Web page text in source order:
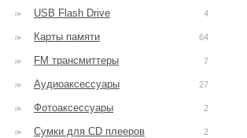
USB Flash Drive 4
Карты памяти 64
FM трансмиттеры 7
Аудиоаксессуары 27
Фотоаксессуары 2
Сумки для CD плееров 2